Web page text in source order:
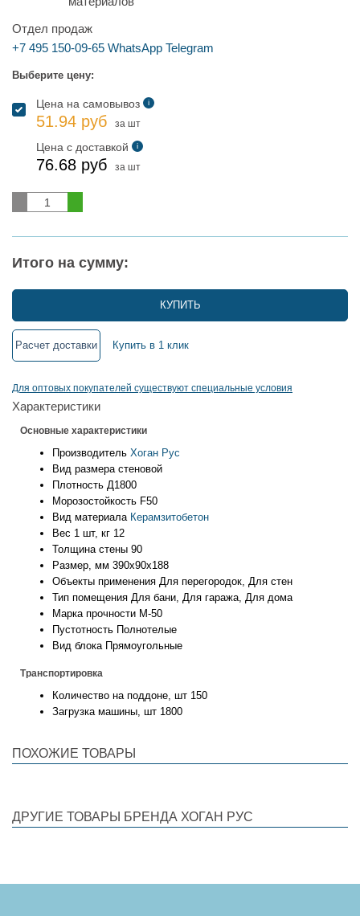
Отдел продаж
+7 495 150-09-65 WhatsApp Telegram
Выберите цену:
Цена на самовывоз i
51.94 руб за шт
Цена с доставкой i
76.68 руб за шт
Итого на сумму:
КУПИТЬ
Расчет доставки Купить в 1 клик
Для оптовых покупателей существуют специальные условия
Характеристики
Основные характеристики
Производитель Хоган Рус
Вид размера стеновой
Плотность Д1800
Морозостойкость F50
Вид материала Керамзитобетон
Вес 1 шт, кг 12
Толщина стены 90
Размер, мм 390х90х188
Объекты применения Для перегородок, Для стен
Тип помещения Для бани, Для гаража, Для дома
Марка прочности М-50
Пустотность Полнотелые
Вид блока Прямоугольные
Транспортировка
Количество на поддоне, шт 150
Загрузка машины, шт 1800
ПОХОЖИЕ ТОВАРЫ
ДРУГИЕ ТОВАРЫ БРЕНДА ХОГАН РУС